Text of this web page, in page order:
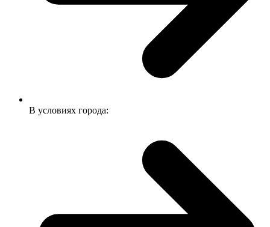
В условиях города: